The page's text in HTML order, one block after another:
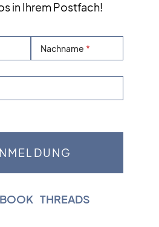
in Ihrem Postfach!
Nachname
THREADS